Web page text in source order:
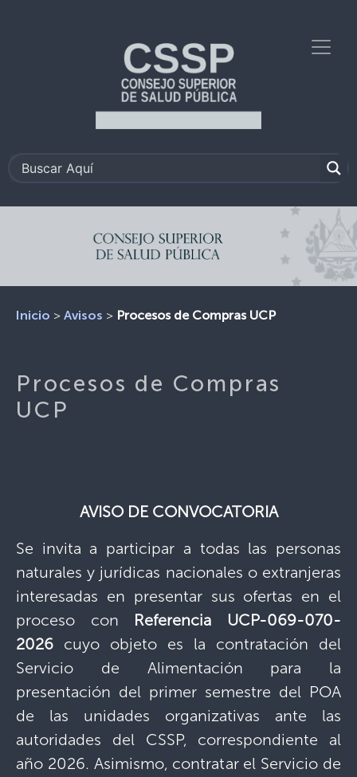
Inicio > Avisos > Procesos de Compras UCP
Procesos de Compras
UCP
AVISO DE CONVOCATORIA
Se invita a participar a todas las personas
naturales y jurídicas nacionales o extranjeras
interesadas en presentar sus ofertas en el
proceso con Referencia UCP-069-070-
2026 cuyo objeto es la contratación del
Servicio de Alimentación para la
presentación del primer semestre del POA
de las unidades organizativas ante las
autoridades del CSSP, correspondiente al
año 2026. Asimismo, contratar el Servicio de